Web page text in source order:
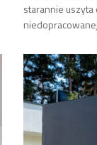
starannie